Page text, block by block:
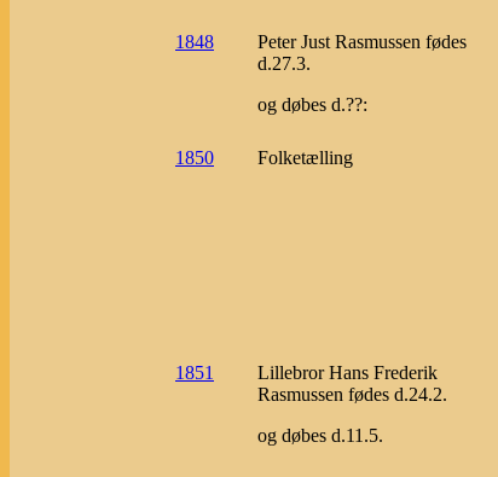
1848
Peter Just Rasmussen fødes
d.27.3.
og døbes d.??:
1850
Folketælling
1851
Lillebror Hans Frederik
Rasmussen fødes d.24.2.
og døbes d.11.5.